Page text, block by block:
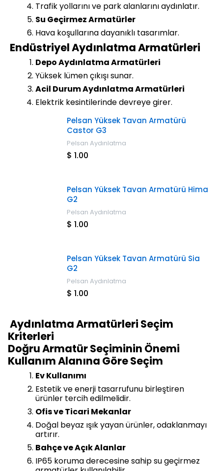
Trafik yollarını ve park alanlarını aydınlatır.
Su Geçirmez Armatürler
Hava koşullarına dayanıklı tasarımlar.
Endüstriyel Aydınlatma Armatürleri
Depo Aydınlatma Armatürleri
Yüksek lümen çıkışı sunar.
Acil Durum Aydınlatma Armatürleri
Elektrik kesintilerinde devreye girer.
Pelsan Yüksek Tavan Armatürü
Castor G3
Pelsan Aydınlatma
$ 1.00
Pelsan Yüksek Tavan Armatürü Hima
G2
Pelsan Aydınlatma
$ 1.00
Pelsan Yüksek Tavan Armatürü Sia
G2
Pelsan Aydınlatma
$ 1.00
Aydınlatma Armatürleri Seçim
Kriterleri
Doğru Armatür Seçiminin Önemi
Kullanım Alanına Göre Seçim
Ev Kullanımı
Estetik ve enerji tasarrufunu birleştiren
ürünler tercih edilmelidir.
Ofis ve Ticari Mekanlar
Doğal beyaz ışık yayan ürünler, odaklanmayı
artırır.
Bahçe ve Açık Alanlar
IP65 koruma derecesine sahip su geçirmez